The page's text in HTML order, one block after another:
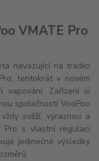
VMATE Pro
navazující na tradici
tentokrát v novém
vapování. Zařízení si
společností VooPoo
svěží, výraznou a
Pro s vlastní regulací
jedinečné výsledky